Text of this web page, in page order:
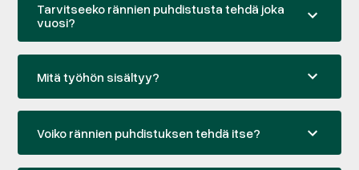
Tarvitseeko rännien puhdistusta tehdä joka
vuosi?
Mitä työhön sisältyy?
Voiko rännien puhdistuksen tehdä itse?